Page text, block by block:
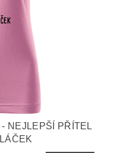
NEJLEPŠÍ PŘÍTEL